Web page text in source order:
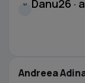
D Danu26 ·
Andreea